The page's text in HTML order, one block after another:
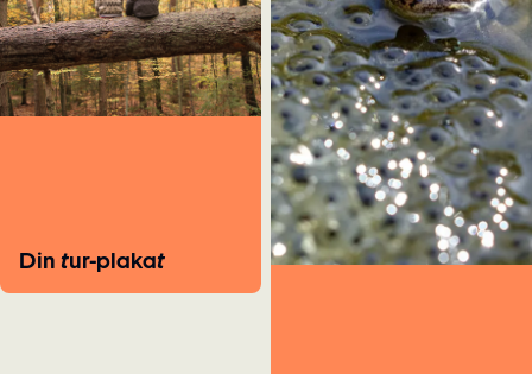
Din tur-plakat